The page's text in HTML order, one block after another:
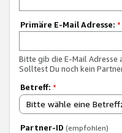
Primäre E-Mail Adresse: *
Bitte gib die E-Mail Adresse
Solltest Du noch kein
Betreff: *
Bitte wähle eine
Partner-ID (empfohlen)